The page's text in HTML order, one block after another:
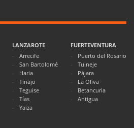
LANZAROTE
Arrecife
San Bartolomé
Haria
Tinajo
Teguise
Tías
Yaiza
FUERTEVENTURA
Puerto del Rosario
Tuineje
Pájara
La Oliva
Betancuria
Antigua